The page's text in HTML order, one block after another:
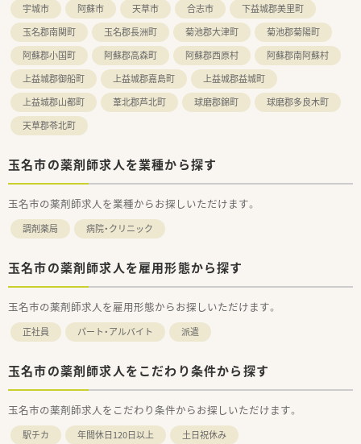
宇城市
阿蘇市 天草市 合志市
下益城郡美里町
玉名郡南関町
玉名郡長洲町 菊池郡大津町
菊池郡菊陽町
阿蘇郡小国町
阿蘇郡高森町 阿蘇郡西原村
阿蘇郡南阿蘇村
上益城郡御船町
上益城郡嘉島町
上益城郡益城町
上益城郡山都町
葦北郡芦北町 球磨郡錦町
球磨郡多良木町
天草郡苓北町
玉名市の薬剤師求人を業種から探す
玉名市の薬剤師求人を業種からお探しいただけます。
調剤薬局 病院・クリニック
玉名市の薬剤師求人を雇用形態から探す
玉名市の薬剤師求人を雇用形態からお探しいただけます。
正社員 パート・アルバイト 派遣
玉名市の薬剤師求人をこだわり条件から探す
玉名市の薬剤師求人をこだわり条件からお探しいただけます。
駅チカ 年間休日120日以上
土日祝休み